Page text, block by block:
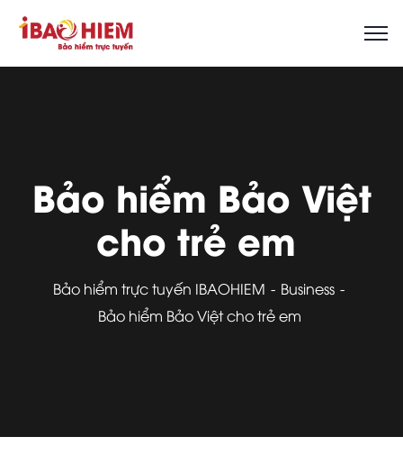
Bảo hiểm Bảo Việt
cho trẻ em
Bảo hiểm trực tuyến IBAOHIEM
Business
Bảo hiểm Bảo Việt cho trẻ em